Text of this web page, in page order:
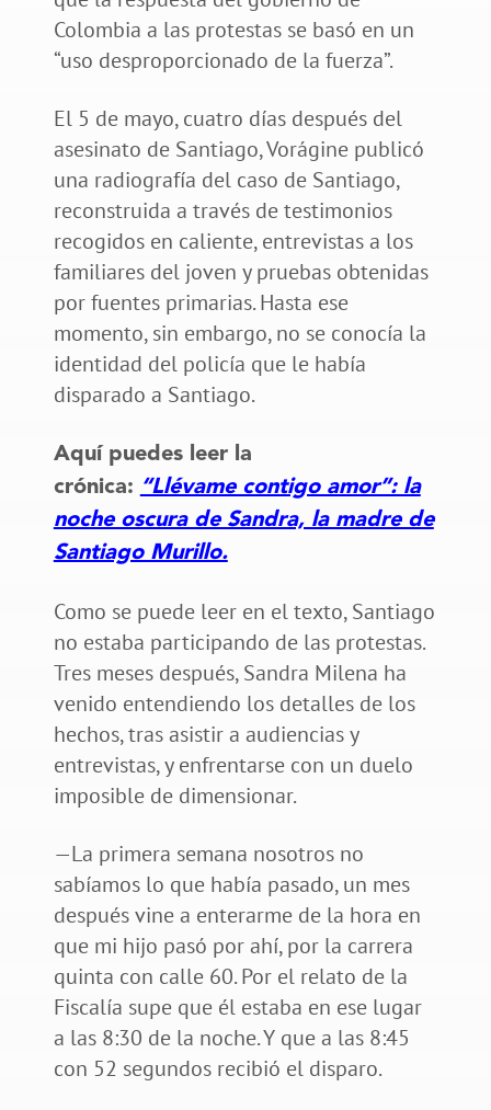
Colombia a las protestas se basó en un
“uso desproporcionado de la fuerza”.
El 5 de mayo, cuatro días después del
asesinato de Santiago, Vorágine publicó
una radiografía del caso de Santiago,
reconstruida a través de testimonios
recogidos en caliente, entrevistas a los
familiares del joven y pruebas obtenidas
por fuentes primarias. Hasta ese
momento, sin embargo, no se conocía la
identidad del policía que le había
disparado a Santiago.
Aquí puedes leer la
crónica: “Llévame contigo amor”: la
noche oscura de Sandra, la madre de
Santiago Murillo.
Como se puede leer en el texto, Santiago
no estaba participando de las protestas.
Tres meses después, Sandra Milena ha
venido entendiendo los detalles de los
hechos, tras asistir a audiencias y
entrevistas, y enfrentarse con un duelo
imposible de dimensionar.
—La primera semana nosotros no
sabíamos lo que había pasado, un mes
después vine a enterarme de la hora en
que mi hijo pasó por ahí, por la carrera
quinta con calle 60. Por el relato de la
Fiscalía supe que él estaba en ese lugar
a las 8:30 de la noche. Y que a las 8:45
con 52 segundos recibió el disparo.